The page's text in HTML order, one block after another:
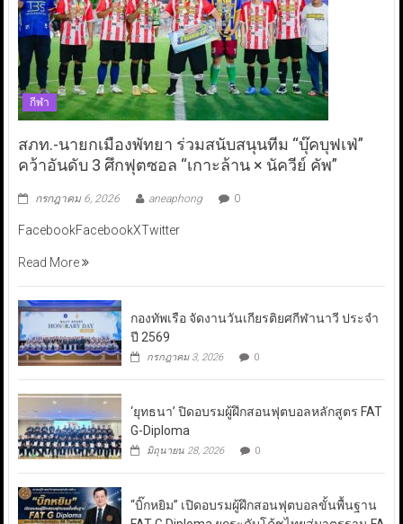
กีฬา
สภท.-นายกเมืองพัทยา ร่วมสนับสนุนทีม “บุ๊คบุฟเฟ่”
คว้าอันดับ 3 ศึกฟุตซอล “เกาะล้าน × นัควีย์ คัพ”
กรกฎาคม 6, 2026 aneaphong 0
FacebookFacebookXTwitter
Read More
กองทัพเรือ จัดงานวันเกียรติยศกีฬานาวี ประจำ
ปี 2569
กรกฎาคม 3, 2026 0
‘ยุทธนา’ ปิดอบรมผู้ฝึกสอนฟุตบอลหลักสูตร FAT
G-Diploma
มิถุนายน 28, 2026 0
“บิ๊กหยิม” เปิดอบรมผู้ฝึกสอนฟุตบอลขั้นพื้นฐาน